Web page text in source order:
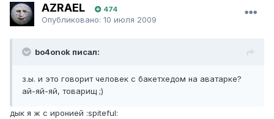
AZRAEL 474
Опубликовано: 10 июля 2009
bo4onok писал:
з.ы. и это говорит человек с бакетхедом на аватарке?
ай-яй-яй, товарищ ;)
дык я ж с иронией :spiteful: